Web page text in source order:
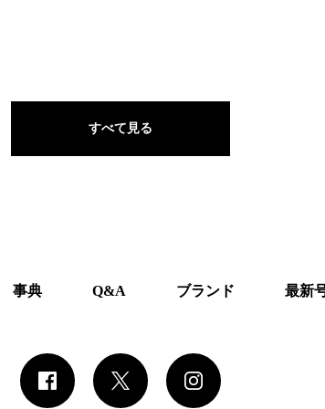
すべて見る
事典 Q&A ブランド 最新